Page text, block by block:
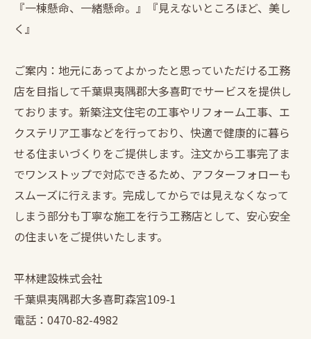
『一棟懸命、一緒懸命。』『見えないところほど、美し
く』
ご案内：地元にあってよかったと思っていただける工務
店を目指して千葉県夷隅郡大多喜町でサービスを提供し
ております。新築注文住宅の工事やリフォーム工事、エ
クステリア工事などを行っており、快適で健康的に暮ら
せる住まいづくりをご提供します。注文から工事完了ま
でワンストップで対応できるため、アフターフォローも
スムーズに行えます。完成してからでは見えなくなって
しまう部分も丁寧な施工を行う工務店として、安心安全
の住まいをご提供いたします。
平林建設株式会社
千葉県夷隅郡大多喜町森宮109-1
電話：0470-82-4982